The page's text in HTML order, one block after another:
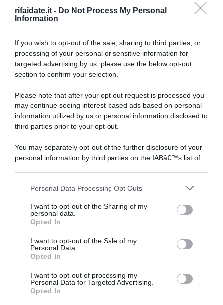
rifaidate.it - Do Not Process My Personal
Information
If you wish to opt-out of the sale, sharing to third parties, or
processing of your personal or sensitive information for
targeted advertising by us, please use the below opt-out
section to confirm your selection.
Please note that after your opt-out request is processed you
may continue seeing interest-based ads based on personal
information utilized by us or personal information disclosed to
third parties prior to your opt-out.
You may separately opt-out of the further disclosure of your
personal information by third parties on the IABâ€™s list of
This information may also be disclosed by us to third parties
further disclose it to other third parties.
Please note that this website/app uses one or more Google
services and may gather and store information including but
not limited to your visit or usage behaviour. You may click to
grant or deny consent to Google and its third-party tags to
consent section.
Personal Data Processing Opt Outs
I want to opt-out of the Sharing of my
personal data.
Opted In
I want to opt-out of the Sale of my
Personal Data.
Opted In
I want to opt-out of processing my
Personal Data for Targeted Advertising.
Opted In
©2026 - rifaidate.it - p.iva 03338800984 Pubblicità